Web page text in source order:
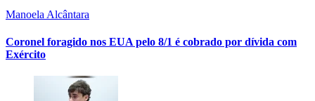
Manoela Alcântara
Coronel foragido nos EUA pelo 8/1 é cobrado por dívida com
Exército